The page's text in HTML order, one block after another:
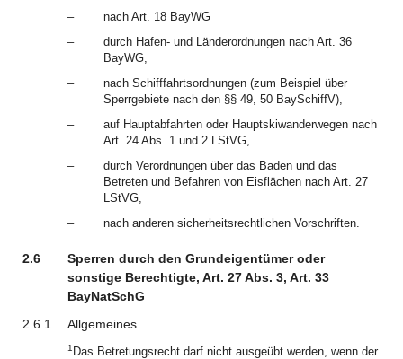
–
nach Art. 18 BayWG
–
durch Hafen- und Länderordnungen nach Art. 36
BayWG,
–
nach Schifffahrtsordnungen (zum Beispiel über
Sperrgebiete nach den §§ 49, 50 BaySchiffV),
–
auf Hauptabfahrten oder Hauptskiwanderwegen nach
Art. 24 Abs. 1 und 2 LStVG,
–
durch Verordnungen über das Baden und das
Betreten und Befahren von Eisflächen nach Art. 27
LStVG,
–
nach anderen sicherheitsrechtlichen Vorschriften.
2.6
Sperren durch den Grundeigentümer oder
sonstige Berechtigte, Art. 27 Abs. 3, Art. 33
BayNatSchG
2.6.1
Allgemeines
1 Das Betretungsrecht darf nicht ausgeübt werden, wenn der